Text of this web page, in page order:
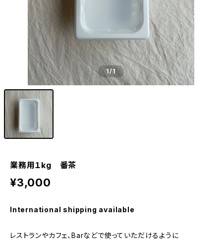
1/1
業務用１kg 番茶
¥3,000
International shipping available
レストランやカフェ、Barなどで使っていただけるように